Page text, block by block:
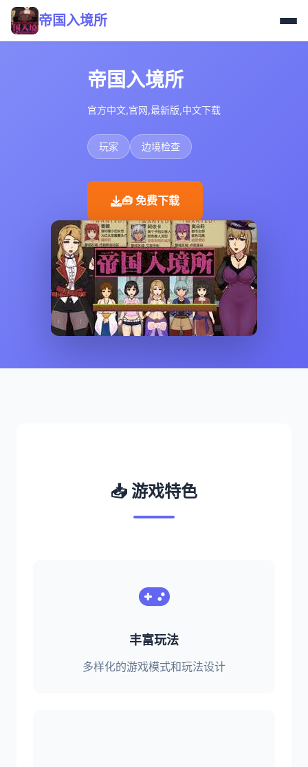
帝国入境所
帝国入境所
官方中文,官网,最新版,中文下载
玩家 边境检查
🧰 免费下载
📥 游戏特色
丰富玩法
多样化的游戏模式和玩法设计